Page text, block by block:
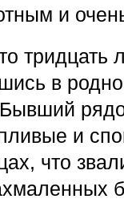
и
тридцать
в
и
что